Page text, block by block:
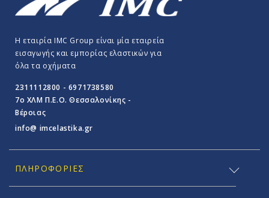
Η εταιρία IMC Group είναι μία εταιρεία
εισαγωγής και εμπορίας ελαστικών για
όλα τα οχήματα
2311112800 - 6971738580
7o ΧΛΜ Π.E.O. Θεσσαλονίκης -
Βέροιας
info@ imcelastika.gr
ΠΛΗΡΟΦΟΡΊΕΣ